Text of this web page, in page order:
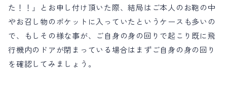
た！！」とお申し付け頂いた際、結局はご本人のお鞄の中
やお召し物のポケットに入っていたというケースも多いの
で、もしその様な事が、ご自身の身の回りで起こり既に飛
行機内のドアが閉まっている場合はまずご自身の身の回り
を確認してみましょう。